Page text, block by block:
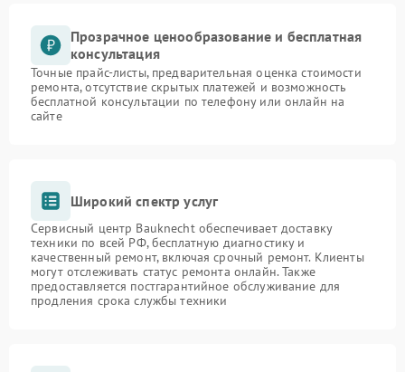
Прозрачное ценообразование и бесплатная
консультация
Точные прайс-листы, предварительная оценка стоимости
ремонта, отсутствие скрытых платежей и возможность
бесплатной консультации по телефону или онлайн на
сайте
Широкий спектр услуг
Сервисный центр Bauknecht обеспечивает доставку
техники по всей РФ, бесплатную диагностику и
качественный ремонт, включая срочный ремонт. Клиенты
могут отслеживать статус ремонта онлайн. Также
предоставляется постгарантийное обслуживание для
продления срока службы техники